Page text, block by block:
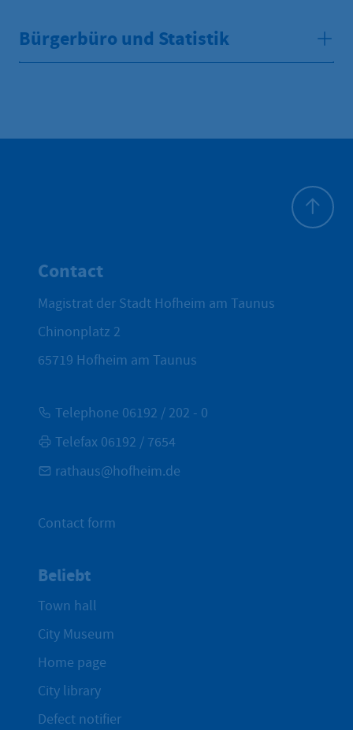
Bürgerbüro und Statistik
Contact
Magistrat der Stadt Hofheim am Taunus
Chinonplatz 2
65719 Hofheim am Taunus
Telephone 06192 / 202 - 0
Telefax 06192 / 7654
rathaus@hofheim.de
Contact form
Beliebt
Town hall
City Museum
Home page
City library
Defect notifier